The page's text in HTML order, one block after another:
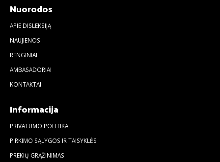
Nuorodos
APIE DISLEKSIJĄ
NAUJIENOS
RENGINIAI
AMBASADORIAI
KONTAKTAI
Informacija
PRIVATUMO POLITIKA
PIRKIMO SĄLYGOS IR TAISYKLĖS
PREKIŲ GRĄŽINIMAS